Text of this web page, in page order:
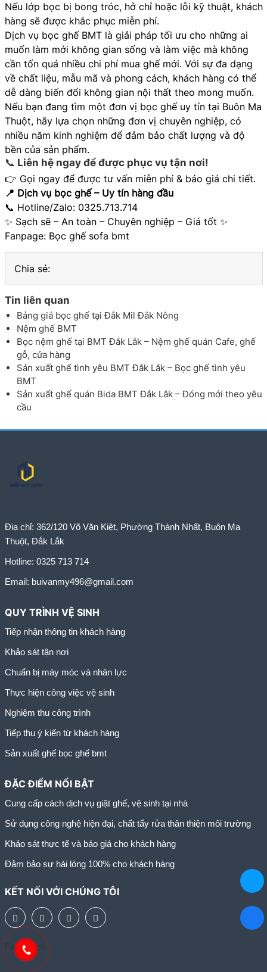
Nếu lớp bọc bị bong tróc, hở chỉ hoặc lỗi kỹ thuật, khách
hàng sẽ được khắc phục miễn phí.
Dịch vụ bọc ghế BMT là giải pháp tối ưu cho những ai
muốn làm mới không gian sống và làm việc mà không
cần tốn quá nhiều chi phí mua ghế mới. Với sự đa dạng
về chất liệu, mẫu mã và phong cách, khách hàng có thể
dễ dàng biến đổi không gian nội thất theo mong muốn.
Nếu bạn đang tìm một đơn vị bọc ghế uy tín tại Buôn Ma
Thuột, hãy lựa chọn những đơn vị chuyên nghiệp, có
nhiều năm kinh nghiệm để đảm bảo chất lượng và độ
bền của sản phẩm.
📞 Liên hệ ngay để được phục vụ tận nơi!
👉 Gọi ngay để được tư vấn miễn phí & báo giá chi tiết.
📍 Dịch vụ bọc ghế – Uy tín hàng đầu
📞 Hotline/Zalo: 0325.713.714
✨ Sạch sẽ – An toàn – Chuyên nghiệp – Giá tốt ✨
Fanpage: Bọc ghế sofa bmt
Chia sẻ:
Tin liên quan
Bảng giá bọc ghế tại Đắk Mil Đắk Nông
Nệm ghế BMT
Bọc nệm ghế tại BMT Đắk Lắk – Nệm ghế quán Cafe, ghế
gỗ, cửa hàng
Sản xuất ghế tình yêu BMT Đắk Lắk – Bọc ghế tình yêu
BMT
Sản xuất ghế quán Bida BMT Đắk Lắk – Đóng mới theo yêu
cầu
Điạ chỉ: 362/120 Võ Văn Kiệt, Phường Thành Nhất, Buôn Ma
Thuột, Đắk Lắk
Hotline: 0325 713 714
Email: buivanmy496@gmail.com
QUY TRÌNH VỆ SINH
Tiếp nhận thông tin khách hàng
Khảo sát tận nơi
Chuẩn bị máy móc và nhân lực
Thực hiện công việc vệ sinh
Nghiệm thu công trình
Tiếp thu ý kiến từ khách hàng
Sản xuất ghế bọc ghế bmt
ĐẶC ĐIỂM NỔI BẬT
Cung cấp cách dịch vụ giặt ghế, vệ sinh tại nhà
Sử dụng công nghệ hiện đại, chất tẩy rửa thân thiện môi trường
Khảo sát thực tế và báo giá cho khách hàng
Đảm bảo sự hài lòng 100% cho khách hàng
KẾT NỐI VỚI CHÚNG TÔI
Facebook